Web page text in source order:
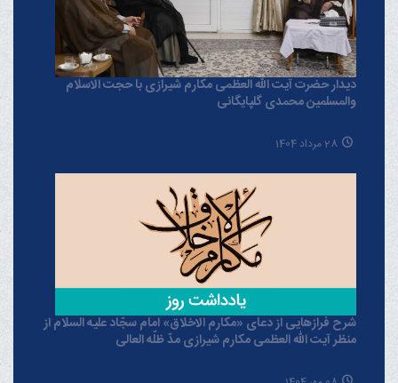
دیدار حضرت آیت الله العظمی مکارم شیرازی با حجت الاسلام
والمسلمین محمدی گلپایگانی
28 مرداد 1404
شرح فرازهایی از دعای «مکارم الاخلاق» امام سجّاد علیه السلام از
منظر آیت الله العظمی مکارم شیرازی مدّ ظلّه العالی